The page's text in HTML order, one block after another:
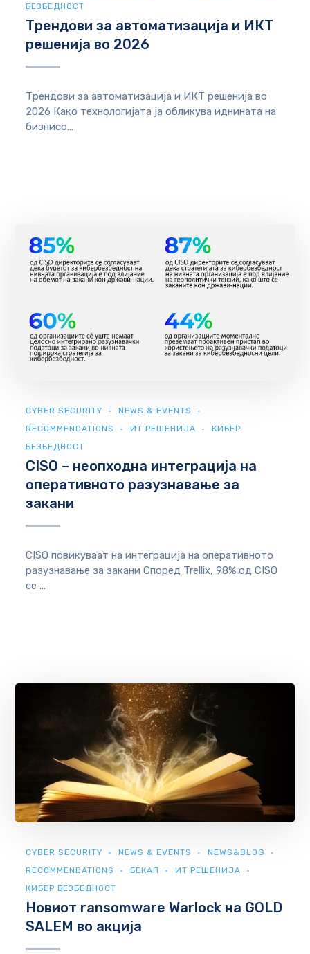
БЕЗБЕДНОСТ
Трендови за автоматизација и ИКТ
решенија во 2026
Трендови за автоматизација и ИКТ решенија во
2026 Како технологијата ја обликува иднината на
бизнисо...
CYBER SECURITY
NEWS & EVENTS
RECOMMENDATIONS
ИТ РЕШЕНИЈА
КИБЕР
БЕЗБЕДНОСТ
CISO – неопходна интеграција на
оперативното разузнавање за
закани
CISO повикуваат на интеграција на оперативното
разузнавање за закани Според Trellix, 98% од CISO
се ...
CYBER SECURITY NEWS & EVENTS
NEWS&BLOG
RECOMMENDATIONS
БЕКАП
ИТ РЕШЕНИЈА
КИБЕР БЕЗБЕДНОСТ
Новиот ransomware Warlock на GOLD
SALEM во акција